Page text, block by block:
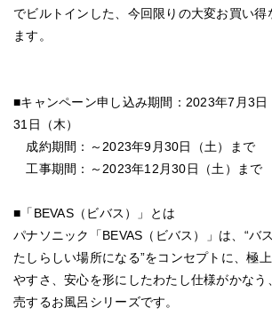
でビルトインした、今回限りの大変お買い得
ます。
■キャンペーン申し込み期間：2023年7月3日
31日（木）
成約期間：～2023年9月30日（土）まで
工事期間：～2023年12月30日（土）まで
■「BEVAS（ビバス）」とは
パナソニック「BEVAS（ビバス）」は、“バ
たしらしい場所になる”をコンセプトに、極
やすさ、安心を形にしたわたし仕様がかなう
売するお風呂シリーズです。